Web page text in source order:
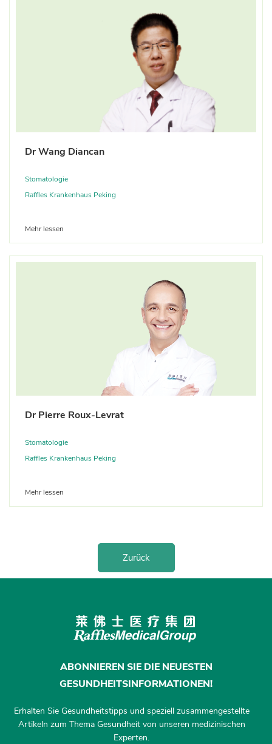
Dr Wang Diancan
Stomatologie
Raffles Krankenhaus Peking
Mehr lessen
Dr Pierre Roux-Levrat
Stomatologie
Raffles Krankenhaus Peking
Mehr lessen
Zurück
ABONNIEREN SIE DIE NEUESTEN
GESUNDHEITSINFORMATIONEN!
Erhalten Sie Gesundheitstipps und speziell zusammengestellte
Artikeln zum Thema Gesundheit von unseren medizinischen
Experten.